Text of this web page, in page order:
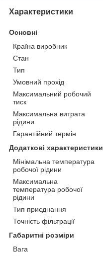
Характеристики
Основні
Країна виробник
Стан
Тип
Умовний прохід
Максимальний робочий
тиск
Максимальна витрата
рідини
Гарантійний термін
Додаткові характеристики
Мінімальна температура
робочої рідини
Максимальна
температура робочої
рідини
Тип приєднання
Точність фільтрації
Габаритні розміри
Вага